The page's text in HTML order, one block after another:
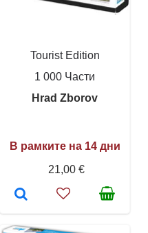
Tourist Edition
1 000 Части
Hrad Zborov
В рамките на 14 дни
21,00 €